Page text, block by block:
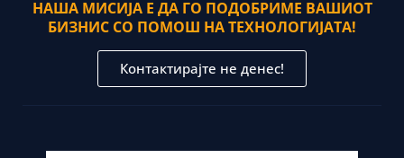
НАША МИСИЈА Е ДА ГО ПОДОБРИМЕ ВАШИОТ
БИЗНИС СО ПОМОШ НА ТЕХНОЛОГИЈАТА!
Контактирајте не денес!